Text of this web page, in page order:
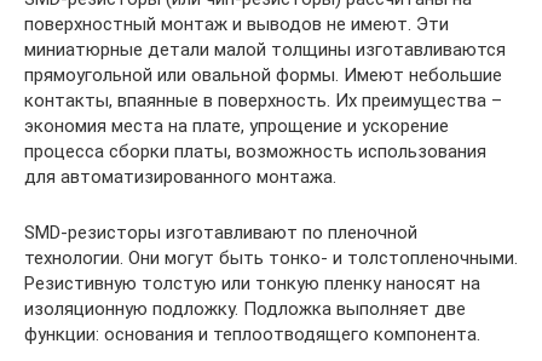
поверхностный монтаж и выводов не имеют. Эти
миниатюрные детали малой толщины изготавливаются
прямоугольной или овальной формы. Имеют небольшие
контакты, впаянные в поверхность. Их преимущества –
экономия места на плате, упрощение и ускорение
процесса сборки платы, возможность использования
для автоматизированного монтажа.
SMD-резисторы изготавливают по пленочной
технологии. Они могут быть тонко- и толстопленочными.
Резистивную толстую или тонкую пленку наносят на
изоляционную подложку. Подложка выполняет две
функции: основания и теплоотводящего компонента.